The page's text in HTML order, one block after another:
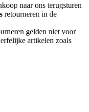
naar ons terugsturen
retourneren in de
gelden niet voor
artikelen zoals